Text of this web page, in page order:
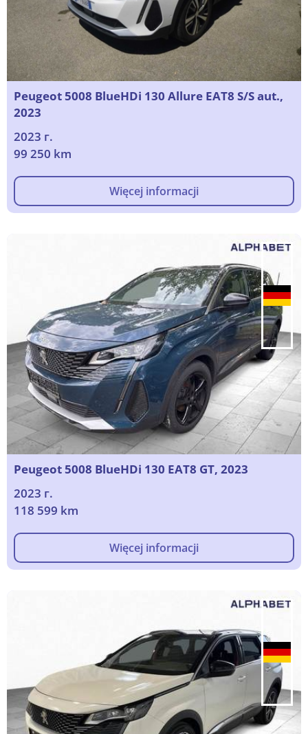
Peugeot 5008 BlueHDi 130 Allure EAT8 S/S aut.,
2023
2023 г.
99 250 km
Więcej informacji
Peugeot 5008 BlueHDi 130 EAT8 GT, 2023
2023 г.
118 599 km
Więcej informacji